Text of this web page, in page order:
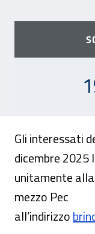
19
Gli interessati
dicembre 2025
unitamente
mezzo Pec
all’indirizzo